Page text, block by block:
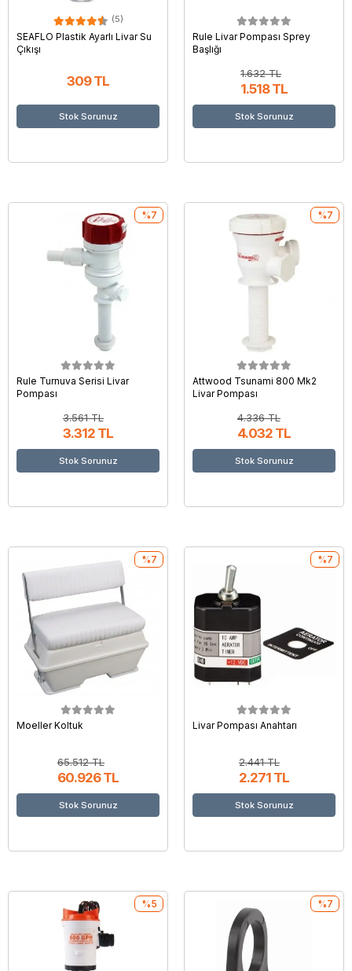
(5)
SEAFLO Plastik Ayarlı Livar Su
Çıkışı
309 TL
Stok Sorunuz
Rule Livar Pompası Sprey
Başlığı
1.632 TL
1.518 TL
Stok Sorunuz
Rule Turnuva Serisi Livar
Pompası
3.561 TL
3.312 TL
%7
Stok Sorunuz
Attwood Tsunami 800 Mk2
Livar Pompası
4.336 TL
4.032 TL
%7
Stok Sorunuz
Moeller Koltuk
65.512 TL
60.926 TL
%7
Stok Sorunuz
Livar Pompası Anahtarı
2.441 TL
2.271 TL
%7
Stok Sorunuz
%5 %7